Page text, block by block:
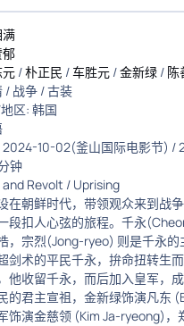
/朴正民 /车胜元 /金新绿 / 陈
/ 战争 /古装
区: 韩国
2024-10-02(釜山国际电影节) /
钟
and Revolt / Uprising
在朝鲜时代，带领观众来到战
段扣人心弦的旅程。千永
，宗烈(Jong-ryeo) 则是千永
剑术的平民千永，拚命扭转生
他收留千永，而后加入皇军，
的君主宣祖，金新绿饰演凡东
饰演金慈领 (Kim Ja-ryeong)，